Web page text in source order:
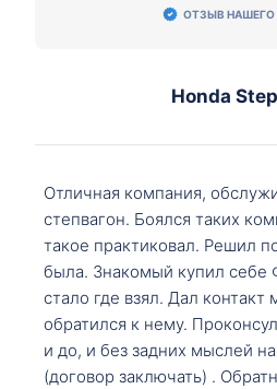
ОТЗЫВ НАШЕГО
Honda
Отличная компания,
степвагон. Боялся таких
такое практиковал. Решил
была. Знакомый купил себе
стало где взял. Дал
обратился к нему.
и до, и без задних мыслей
(договор заключать) .